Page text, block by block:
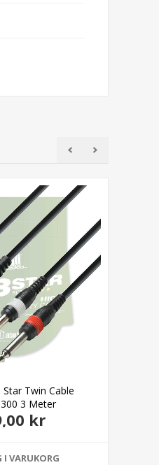
Twin Cable
3 Meter
kr
I VARUKORG